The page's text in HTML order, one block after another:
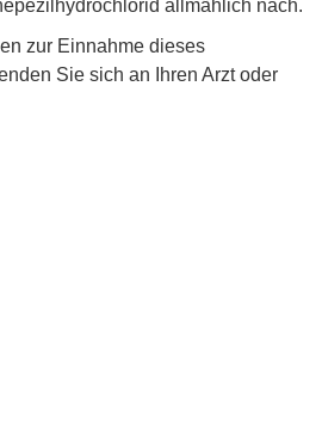
allmählich nach.
zur Einnahme dieses
Sie sich an Ihren Arzt oder